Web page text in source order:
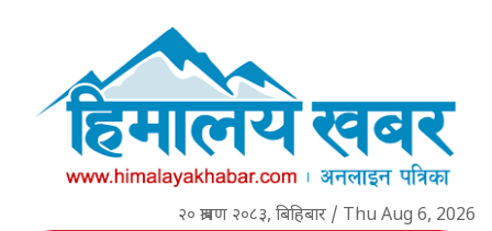
२० श्रावण २०८३, बिहिबार / Thu Aug 6, 2026